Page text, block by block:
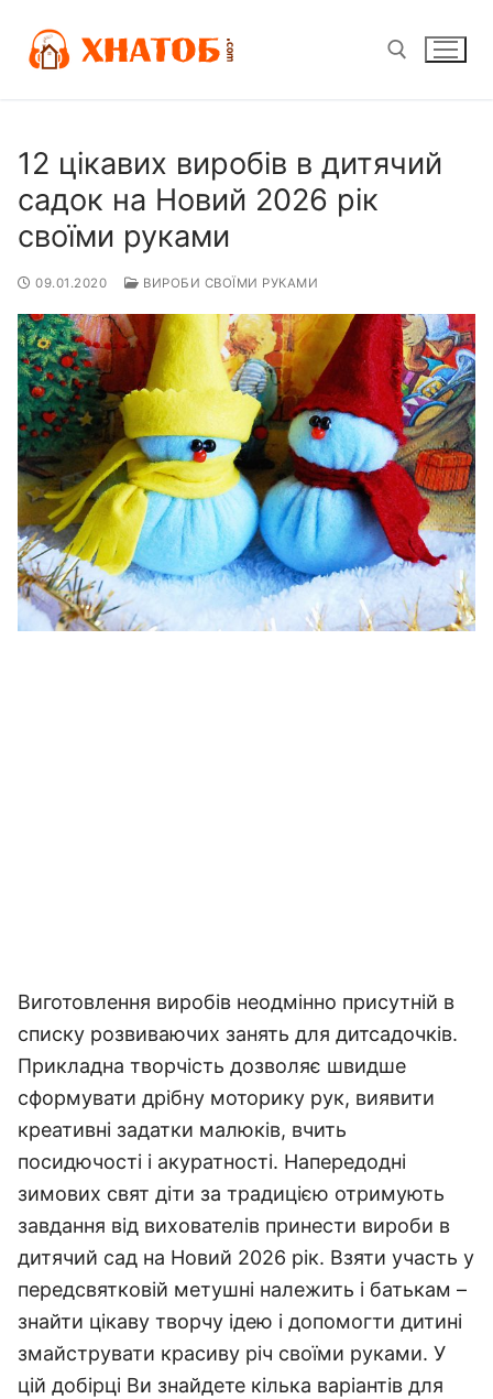
вмісту
12 цікавих виробів в дитячий
садок на Новий 2026 рік
своїми руками
09.01.2020 ВИРОБИ СВОЇМИ РУКАМИ
Виготовлення виробів неодмінно присутній в
списку розвиваючих занять для дитсадочків.
Прикладна творчість дозволяє швидше
сформувати дрібну моторику рук, виявити
креативні задатки малюків, вчить
посидючості і акуратності. Напередодні
зимових свят діти за традицією отримують
завдання від вихователів принести вироби в
дитячий сад на Новий 2026 рік. Взяти участь у
передсвятковій метушні належить і батькам –
знайти цікаву творчу ідею і допомогти дитині
змайструвати красиву річ своїми руками. У
цій добірці Ви знайдете кілька варіантів для